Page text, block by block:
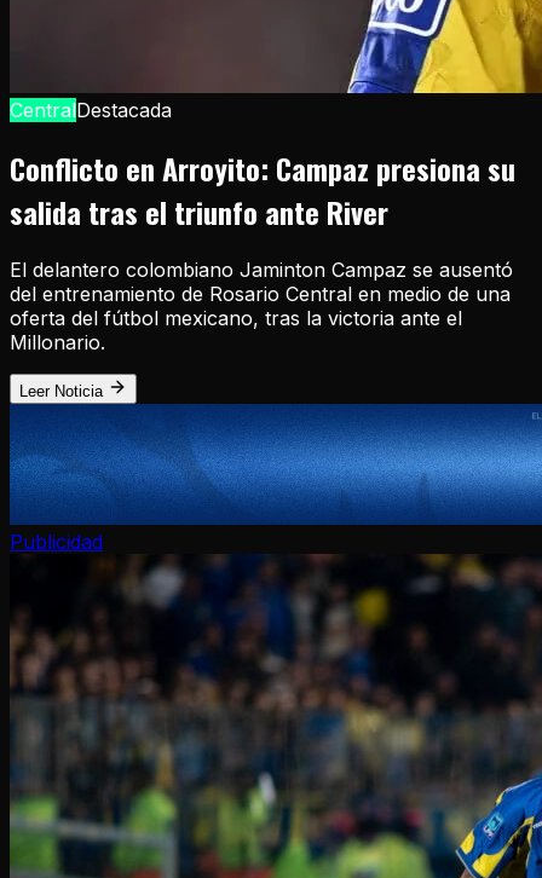
CentralDestacada
Conflicto en Arroyito: Campaz presiona su
salida tras el triunfo ante River
El delantero colombiano Jaminton Campaz se ausentó
del entrenamiento de Rosario Central en medio de una
oferta del fútbol mexicano, tras la victoria ante el
Millonario.
Leer Noticia
Publicidad